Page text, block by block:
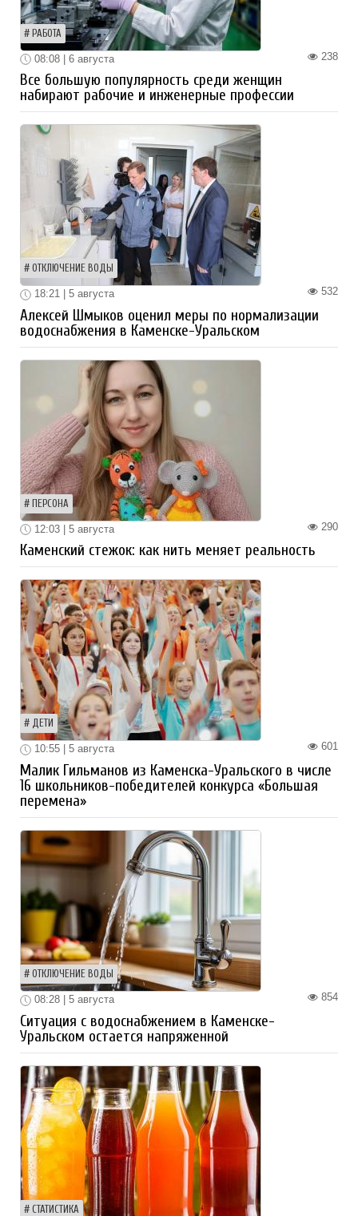
РАБОТА
238
08:08 | 6 августа
Все большую популярность среди женщин
набирают рабочие и инженерные профессии
ОТКЛЮЧЕНИЕ ВОДЫ
532
18:21 | 5 августа
Алексей Шмыков оценил меры по нормализации
водоснабжения в Каменске-Уральском
ПЕРСОНА
290
12:03 | 5 августа
Каменский стежок: как нить меняет реальность
ДЕТИ
601
10:55 | 5 августа
Малик Гильманов из Каменска-Уральского в числе
16 школьников-победителей конкурса «Большая
перемена»
ОТКЛЮЧЕНИЕ ВОДЫ
854
08:28 | 5 августа
Ситуация с водоснабжением в Каменске-
Уральском остается напряженной
СТАТИСТИКА